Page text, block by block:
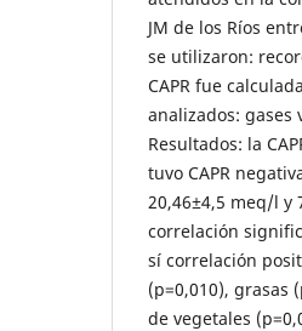
JM de los Ríos
se utilizaron:
CAPR fue
analizados: gases
Resultados: la
tuvo CAPR
20,46±4,5 meq/l y
correlación
sí correlación
(p=0,010), grasas
de vegetales